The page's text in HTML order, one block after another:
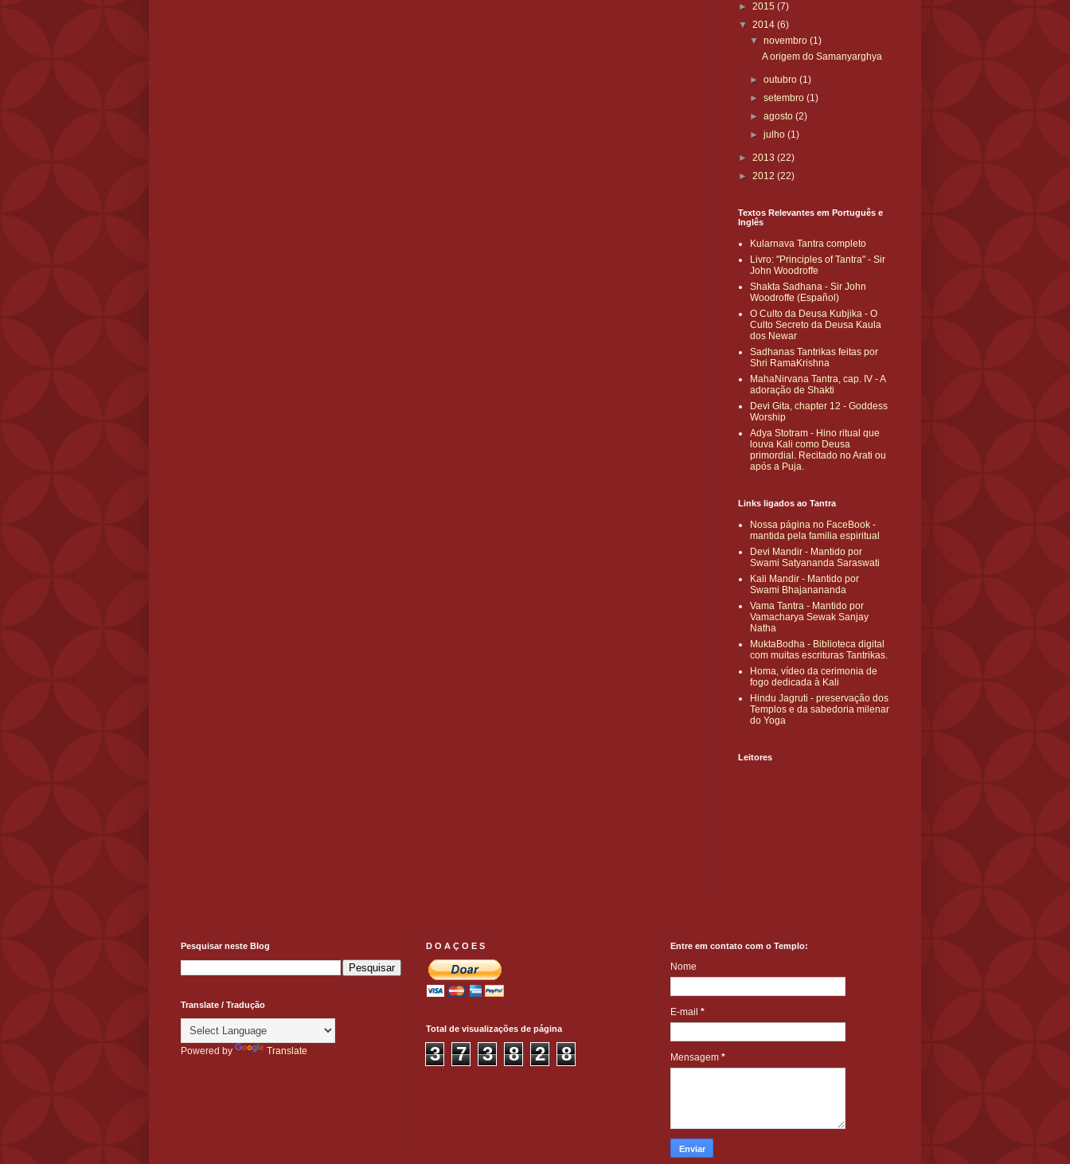
► 2015 (7)
▼ 2014 (6)
▼novembro(1)
A origem do Samanyarghya
►outubro(1)
►setembro(1)
►agosto(2)
►julho(1)
► 2013 (22)
► 2012 (22)
Textos Relevantes em Português e
Inglês
Kularnava Tantra completo
Livro: "Principles of Tantra" - Sir
John Woodroffe
Shakta Sadhana - Sir John
Woodroffe (Español)
O Culto da Deusa Kubjika - O
Culto Secreto da Deusa Kaula
dos Newar
Sadhanas Tantrikas feitas por
Shri RamaKrishna
MahaNirvana Tantra, cap. IV - A
adoração de Shakti
Devi Gita, chapter 12 - Goddess
Worship
Adya Stotram - Hino ritual que
louva Kali como Deusa
primordial. Recitado no Arati ou
após a Puja.
Links ligados ao Tantra
Nossa página no FaceBook -
mantida pela familia espiritual
Devi Mandir - Mantido por
Swami Satyananda Saraswati
Kali Mandir - Mantido por
Swami Bhajanananda
Vama Tantra - Mantido por
Vamacharya Sewak Sanjay
Natha
MuktaBodha - Biblioteca digital
com muitas escrituras Tantrikas.
Homa, vídeo da cerimonia de
fogo dedicada à Kali
Hindu Jagruti - preservação dos
Templos e da sabedoria milenar
do Yoga
Leitores
Pesquisar neste Blog
Translate / Tradução
Powered by Translate
D O A Ç O E S
Total de visualizações de página
3 7 3 8 2 8
Entre em contato com o Templo:
Nome
E-mail *
Mensagem *